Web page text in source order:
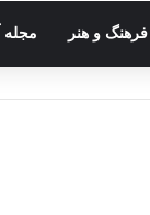
فرهنگ و هنر مجله